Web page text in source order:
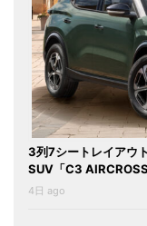
3列7シートレイアウ
SUV「C3
4日 ago